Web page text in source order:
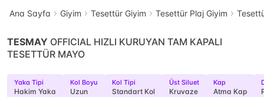
Ana Sayfa Giyim Tesettür Giyim Tesettür Plaj Giyim
TESMAY OFFICIAL HIZLI KURUYAN TAM KAPALI
TESETTÜR MAYO
Yaka Tipi
Hakim Yaka
Kol Boyu
Uzun
Kol Tipi
Standart Kol
Üst Siluet
Kruvaze
Kap
Atma Kap